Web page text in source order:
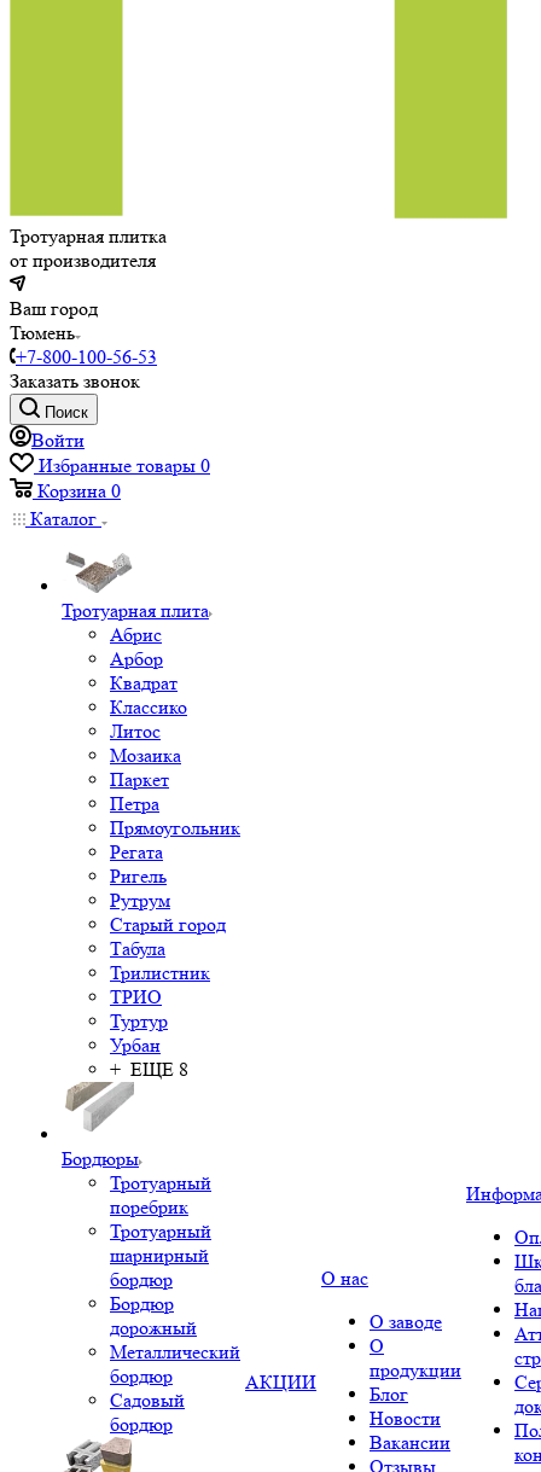
Тротуарная плитка
от производителя
Ваш город
Тюмень
+7-800-100-56-53
Заказать звонок
Поиск
Войти
Избранные товары 0
Корзина 0
Каталог
Тротуарная плита
Абрис
Арбор
Квадрат
Классико
Литос
Мозаика
Паркет
Петра
Прямоугольник
Регата
Ригель
Рутрум
Старый город
Табула
Трилистник
ТРИО
Туртур
Урбан
+ ЕЩЕ 8
Бордюры
Тротуарный
поребрик
Тротуарный
шарнирный
бордюр
Бордюр
дорожный
Металлический
бордюр
Садовый
бордюр
АКЦИИ
О нас
О заводе
О
продукции
Блог
Новости
Вакансии
Отзывы